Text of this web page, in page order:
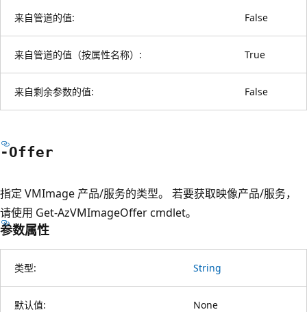
来自管道的值: False
来自管道的值（按属性名称）: True
来自剩余参数的值: False
-Offer
指定 VMImage 产品/服务的类型。 若要获取映像产品/服务，
请使用 Get-AzVMImageOffer cmdlet。
参数属性
类型: String
默认值: None